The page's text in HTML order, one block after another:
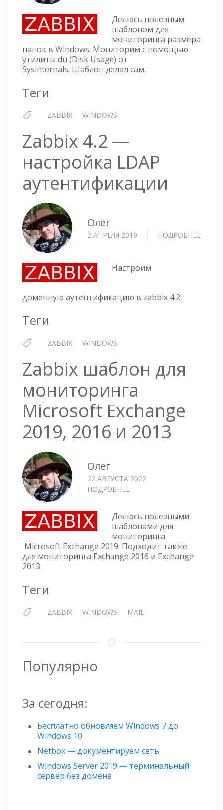
Делюсь полезным
шаблоном для
мониторинга размера
папок в Windows. Мониторим с помощью
утилиты du (Disk Usage) от
Sysinternals. Шаблон делал сам.
Теги
ZABBIX WINDOWS
Zabbix 4.2 —
настройка LDAP
аутентификации
Олег
2 АПРЕЛЯ 2019 ПОДРОБНЕЕ
Настроим
доменную аутентификацию в zabbix 4.2.
Теги
ZABBIX WINDOWS
Zabbix шаблон для
мониторинга
Microsoft Exchange
2019, 2016 и 2013
Олег
22 АВГУСТА 2022
ПОДРОБНЕЕ
ДЛЯ
МОНИТОРИНГА
MICROSOFT
EXCHANGE
2019,
Делюсь полезными
шаблонами для
мониторинга
Microsoft Exchange 2019. Подходит также
для мониторинга Exchange 2016 и Exchange
2013.
Теги
ZABBIX WINDOWS MAIL
Популярно
За сегодня:
Бесплатно обновляем Windows 7 до
Windows 10
Netbox — документируем сеть
Windows Server 2019 — терминальный
сервер без домена